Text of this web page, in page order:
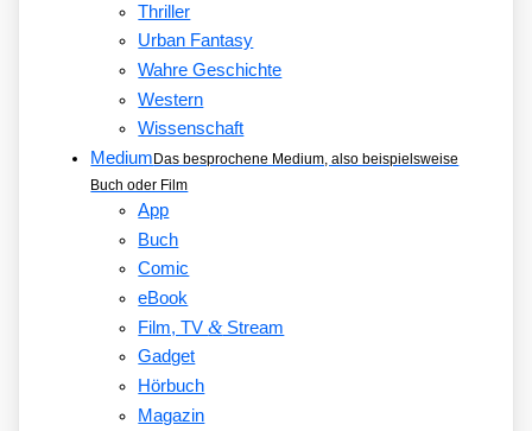
Thriller
Urban Fantasy
Wahre Geschichte
Western
Wissenschaft
Medium Das besprochene Medium, also beispielsweise
Buch oder Film
App
Buch
Comic
eBook
Film, TV&Stream
Gadget
Hörbuch
Magazin